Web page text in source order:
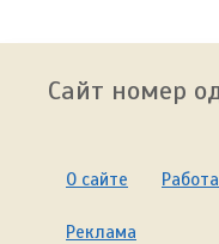
Сайт номер
О сайте
Реклама